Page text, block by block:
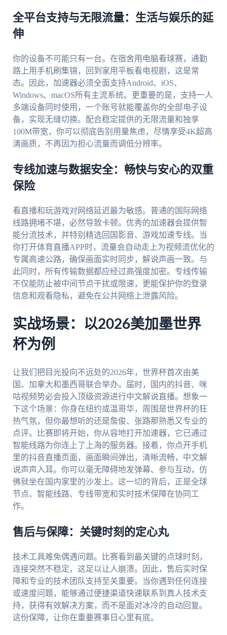
全平台支持与无限流量：生活与娱乐的延
伸
你的设备不可能只有一台。在宿舍用电脑看球赛，通勤
路上用手机刷集锦，回到家用平板看电视剧，这是常
态。因此，加速器必须全面支持Android、iOS、
Windows、macOS所有主流系统。更重要的是，支持一人
多端设备同时使用，一个账号就能覆盖你的全部电子设
备，实现无缝切换。配合稳定提供的无限流量和独享
100M带宽，你可以彻底告别用量焦虑，尽情享受4K超高
清画质，不再因为担心流量而调低分辨率。
专线加速与数据安全：畅快与安心的双重
保险
看直播和玩游戏对网络延迟最为敏感。普通的国际网络
线路拥堵不堪，必然导致卡顿。优秀的加速器会提供智
能分流技术，并特别精选回国影音、游戏加速专线。当
你打开体育直播APP时，流量会自动走上为视频流优化的
专属高速公路，确保画面实时同步，解说声画一致。与
此同时，所有传输数据都应经过高强度加密。专线传输
不仅能防止被中间节点干扰或限速，更能保护你的登录
信息和观看隐私，避免在公共网络上泄露风险。
实战场景：以2026美加墨世界
杯为例
让我们把目光投向不远处的2026年，世界杯首次由美
国、加拿大和墨西哥联合举办。届时，国内的抖音、咪
咕视频势必会投入顶级资源进行中文解说直播。想象一
下这个场景：你身在纽约或温哥华，周围是世界杯的狂
热气氛，但你最想听的还是詹俊、张路那熟悉又专业的
点评。比赛即将开始，你从容地打开加速器，它已通过
智能线路为你连上了上海的服务器。接着，你点开手机
里的抖音直播页面，画面瞬间弹出，清晰流畅，中文解
说声声入耳。你可以毫无障碍地发弹幕、参与互动，仿
佛就坐在国内家里的沙发上。这一切的背后，正是全球
节点、智能线路、专线带宽和实时技术保障在协同工
作。
售后与保障：关键时刻的定心丸
技术工具难免偶遇问题。比赛看到最关键的点球时刻，
连接突然不稳定，这足以让人崩溃。因此，售后实时保
障和专业的技术团队支持至关重要。当你遇到任何连接
或速度问题，能够通过便捷渠道快速联系到真人技术支
持，获得有效解决方案，而不是面对冰冷的自动回复。
这份保障，让你在重要赛事日心里有底。